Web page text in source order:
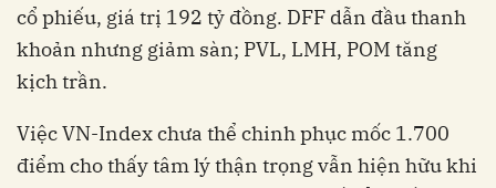
cổ phiếu, giá trị 192 tỷ đồng. DFF dẫn đầu thanh
khoản nhưng giảm sàn; PVL, LMH, POM tăng
kịch trần.
Việc VN-Index chưa thể chinh phục mốc 1.700
điểm cho thấy tâm lý thận trọng vẫn hiện hữu khi